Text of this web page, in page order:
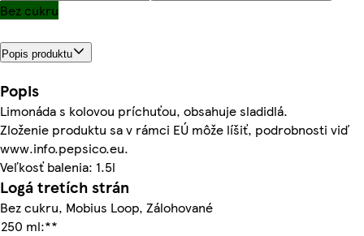
Bez cukru
Popis produktu
Popis
Limonáda s kolovou príchuťou, obsahuje sladidlá.
Zloženie produktu sa v rámci EÚ môže líšiť, podrobnosti viď
www.info.pepsico.eu.
Veľkosť balenia: 1.5l
Logá tretích strán
Bez cukru, Mobius Loop, Zálohované
250 ml:**